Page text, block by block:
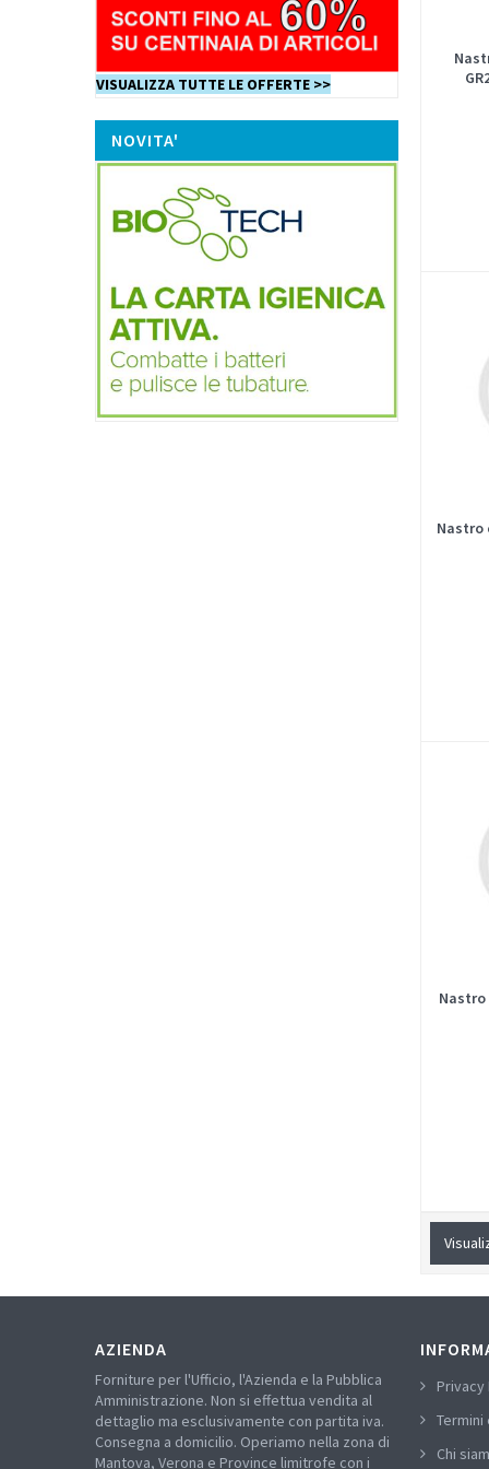
VISUALIZZA TUTTE LE OFFERTE >>
NOVITA'
Nastro
Nastro
AZIENDA
Forniture per l'Ufficio, l'Azienda e la Pubblica
Amministrazione. Non si effettua vendita al
dettaglio ma esclusivamente con partita iva.
Consegna a domicilio. Operiamo nella zona di
Mantova, Verona e Province limitrofe con i
Privacy
Termini
Chi